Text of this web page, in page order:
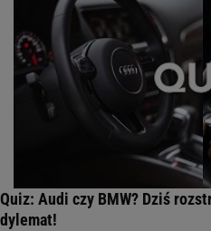
Quiz: Audi czy BMW? Dziś
dylemat!